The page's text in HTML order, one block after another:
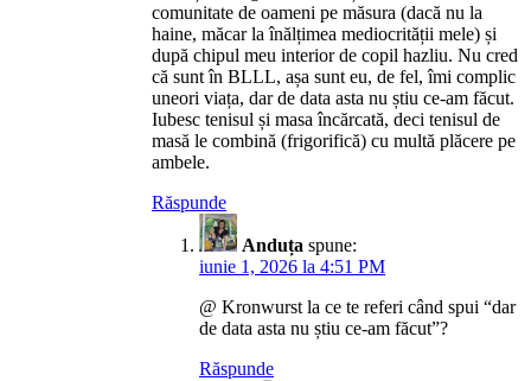
comunitate de oameni pe măsura (dacă nu la
haine, măcar la înălțimea mediocrității mele) și
după chipul meu interior de copil hazliu. Nu cred
că sunt în BLLL, așa sunt eu, de fel, îmi complic
uneori viața, dar de data asta nu știu ce-am făcut.
Iubesc tenisul și masa încărcată, deci tenisul de
masă le combină (frigorifică) cu multă plăcere pe
ambele.
Răspunde
Anduța spune:
iunie 1, 2026 la 4:51 PM
@ Kronwurst la ce te referi când spui “dar
de data asta nu știu ce-am făcut”?
Răspunde